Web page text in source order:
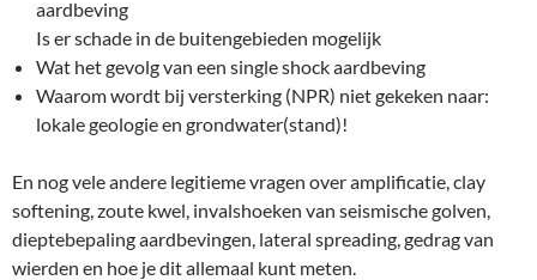
aardbeving
Is er schade in de buitengebieden mogelijk
Wat het gevolg van een single shock aardbeving
Waarom wordt bij versterking (NPR) niet gekeken naar:
lokale geologie en grondwater(stand)!
En nog vele andere legitieme vragen over amplificatie, clay
softening, zoute kwel, invalshoeken van seismische golven,
dieptebepaling aardbevingen, lateral spreading, gedrag van
wierden en hoe je dit allemaal kunt meten.